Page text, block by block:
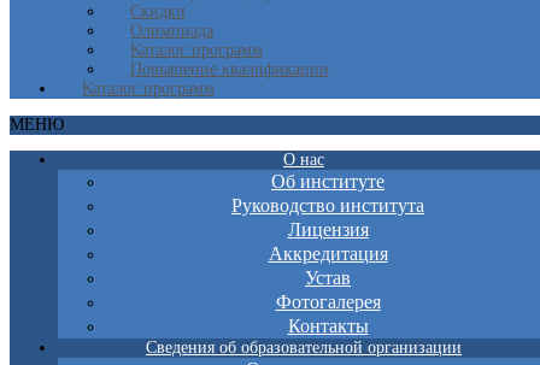
Скидки
Олимпиада
Каталог программ
Повышение квалификации
Каталог программ
МЕНЮ
О нас
Об институте
Руководство института
Лицензия
Аккредитация
Устав
Фотогалерея
Контакты
Сведения об образовательной организации